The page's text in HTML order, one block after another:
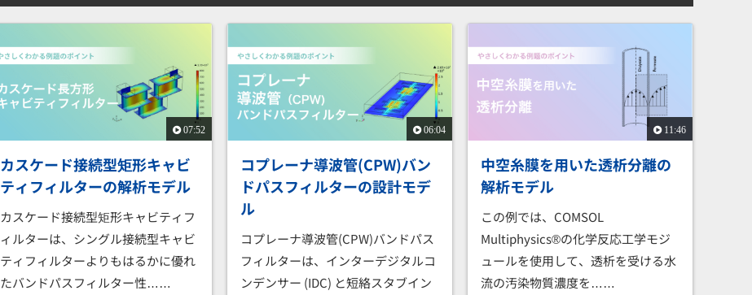
07:52
カスケード接続型矩形キャビ
ティフィルターの解析モデル
カスケード接続型矩形キャビティフ
ィルターは、シングル接続型キャビ
ティフィルターよりもはるかに優れ
たバンドパスフィルター性……
06:04
コプレーナ導波管(CPW)バン
ドパスフィルターの設計モデ
ル
コプレーナ導波管(CPW)バンドパス
フィルターは、インターデジタルコ
ンデンサー (IDC) と短絡スタブイン
11:46
中空糸膜を用いた透析分離の
解析モデル
この例では、COMSOL
Multiphysics®の化学反応工学モジ
ュールを使用して、透析を受ける水
流の汚染物質濃度を……